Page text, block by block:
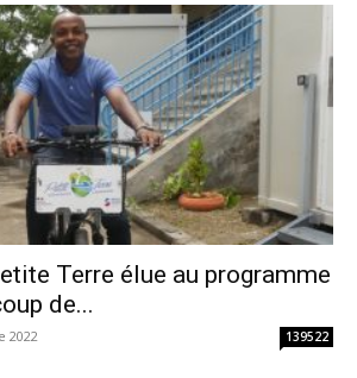
Terre élue au programme
de...
2022 139522